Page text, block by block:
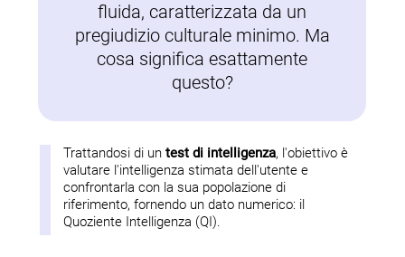
fluida, caratterizzata da un
pregiudizio culturale minimo. Ma
cosa significa esattamente
questo?
Trattandosi di untest di intelligenza, l'obiettivo è
valutare l'intelligenza stimata dell'utente e
confrontarla con la sua popolazione di
riferimento, fornendo un dato numerico: il
Quoziente Intelligenza (QI).